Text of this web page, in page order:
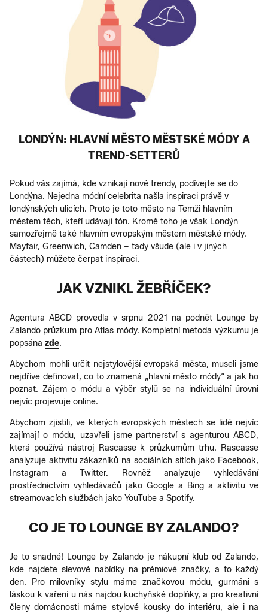
LONDÝN: HLAVNÍ MĚSTO MĚSTSKÉ MÓDY A
TREND-SETTERŮ
Pokud vás zajímá, kde vznikají nové trendy, podívejte se do
Londýna. Nejedna módní celebrita našla inspiraci právě v
londýnských ulicích. Proto je toto město na Temži hlavním
městem těch, kteří udávají tón. Kromě toho je však Londýn
samozřejmě také hlavním evropským městem městské módy.
Mayfair, Greenwich, Camden – tady všude (ale i v jiných
částech) můžete čerpat inspiraci.
JAK VZNIKL ŽEBŘÍČEK?
Agentura ABCD provedla v srpnu 2021 na podnět Lounge by
Zalando průzkum pro Atlas módy. Kompletní metoda výzkumu je
popsána zde.
Abychom mohli určit nejstylovější evropská města, museli jsme
nejdříve definovat, co to znamená „hlavní město módy“ a jak ho
poznat. Zájem o módu a výběr stylů se na individuální úrovni
nejvíc projevuje online.
Abychom zjistili, ve kterých evropských městech se lidé nejvíc
zajímají o módu, uzavřeli jsme partnerství s agenturou ABCD,
která používá nástroj Rascasse k průzkumům trhu. Rascasse
analyzuje aktivitu zákazníků na sociálních sítích jako Facebook,
Instagram a Twitter. Rovněž analyzuje vyhledávání
prostřednictvím vyhledávačů jako Google a Bing a aktivitu ve
streamovacích službách jako YouTube a Spotify.
CO JE TO LOUNGE BY ZALANDO?
Je to snadné! Lounge by Zalando je nákupní klub od Zalando,
kde najdete slevové nabídky na prémiové značky, a to každý
den. Pro milovníky stylu máme značkovou módu, gurmáni s
láskou k vaření u nás najdou kuchyňské doplňky, a pro kreativní
členy domácnosti máme stylové kousky do interiéru, ale i na